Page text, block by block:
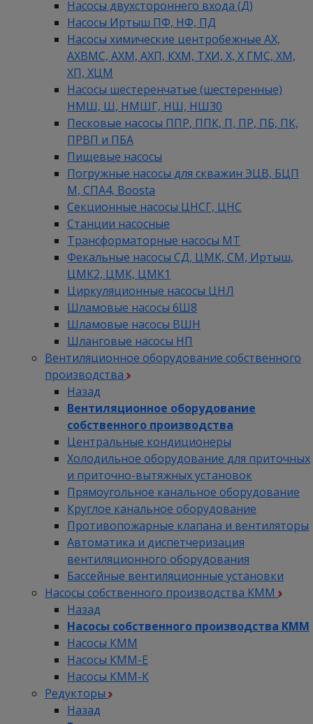
Насосы двухстороннего входа (Д)
Насосы Иртыш ПФ, НФ, ПД
Насосы химические центробежные АХ,
АХВМС, АХМ, АХП, КХМ, ТХИ, Х, Х ГМС, ХМ,
ХП, ХЦМ
Насосы шестеренчатые (шестеренные)
НМШ, Ш, НМШГ, НШ, НШ30
Песковые насосы ППР, ППК, П, ПР, ПБ, ПК,
ПРВП и ПБА
Пищевые насосы
Погружные насосы для скважин ЭЦВ, БЦП
М, СПА4, Boosta
Секционные насосы ЦНСГ, ЦНС
Станции насосные
Трансформаторные насосы МТ
Фекальные насосы СД, ЦМК, СМ, Иртыш,
ЦМК2, ЦМК, ЦМК1
Циркуляционные насосы ЦНЛ
Шламовые насосы 6Ш8
Шламовые насосы ВШН
Шланговые насосы НП
Вентиляционное оборудование собственного
производства
Назад
Вентиляционное оборудование
собственного производства
Центральные кондиционеры
Холодильное оборудование для приточных
и приточно-вытяжных установок
Прямоугольное канальное оборудование
Круглое канальное оборудование
Противопожарные клапана и вентиляторы
Автоматика и диспетчеризация
вентиляционного оборудования
Бассейные вентиляционные установки
Насосы собственного производства KMM
Назад
Насосы собственного производства KMM
Насосы КММ
Насосы КММ-Е
Насосы КММ-К
Редукторы
Назад